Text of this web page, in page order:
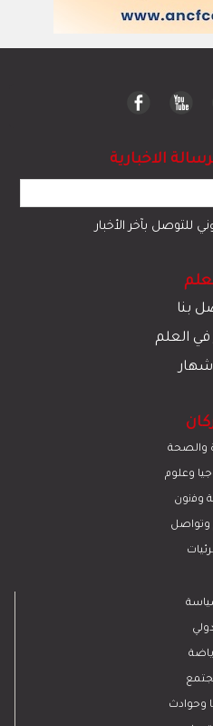
الاخبارية
للتوصل بآخر الأخبار
بنا
العلم
والصحة
وعلوم
وﻓﻧون
وتواصل
دولي
وحوادث